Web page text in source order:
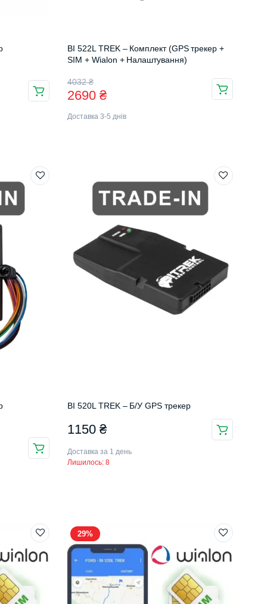
BI 522L TREK – Комплект (GPS трекер +
SIM + Wialon + Налаштування)
4032₴
Оригінальна
ціна:
4032 ₴.
2690₴
Поточна
ціна:
2690 ₴.
Доставка 3-5 днів
BI 520L TREK – Б/У GPS трекер
1150₴
Доставка за 1 день
Лишилось: 8
29%